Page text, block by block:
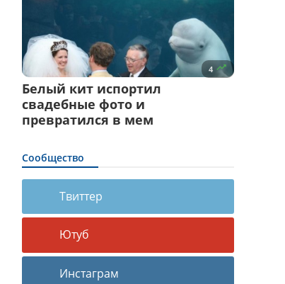
4 
Белый кит испортил
свадебные фото и
превратился в мем
Сообщество
Твиттер
Ютуб
Инстаграм